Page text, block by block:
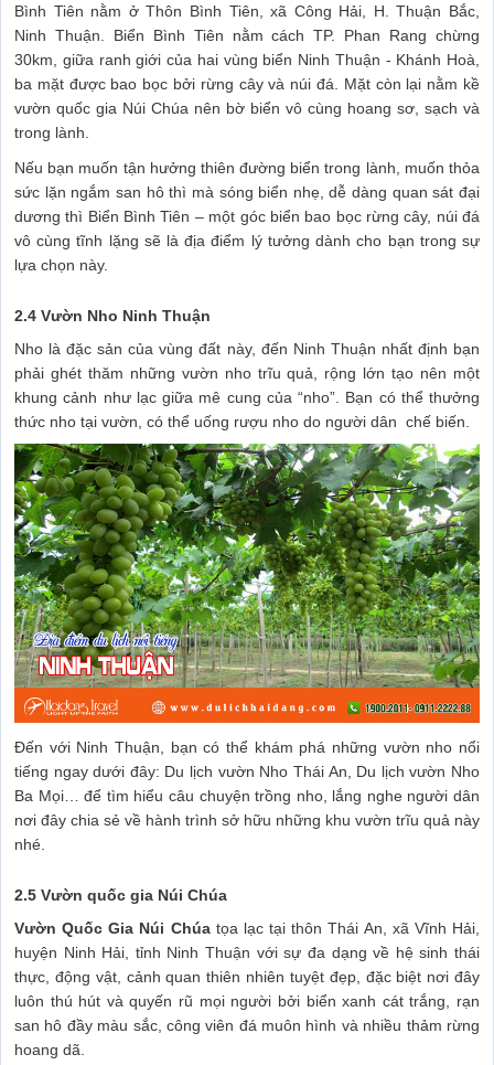
Bình Tiên nằm ở Thôn Bình Tiên, xã Công Hải, H. Thuận Bắc,
Ninh Thuận. Biển Bình Tiên nằm cách TP. Phan Rang chừng
30km, giữa ranh giới của hai vùng biển Ninh Thuận - Khánh Hoà,
ba mặt được bao bọc bởi rừng cây và núi đá. Mặt còn lại nằm kề
vườn quốc gia Núi Chúa nên bờ biển vô cùng hoang sơ, sạch và
trong lành.
Nếu bạn muốn tận hưởng thiên đường biển trong lành, muốn thỏa
sức lặn ngắm san hô thì mà sóng biển nhẹ, dễ dàng quan sát đại
dương thì Biển Bình Tiên – một góc biển bao bọc rừng cây, núi đá
vô cùng tĩnh lặng sẽ là địa điểm lý tưởng dành cho bạn trong sự
lựa chọn này.
2.4 Vườn Nho Ninh Thuận
Nho là đặc sản của vùng đất này, đến Ninh Thuận nhất định bạn
phải ghét thăm những vườn nho trĩu quả, rộng lớn tạo nên một
khung cảnh như lạc giữa mê cung của “nho”. Bạn có thể thưởng
thức nho tại vườn, có thể uống rượu nho do người dân chế biến.
Đến với Ninh Thuận, bạn có thể khám phá những vườn nho nổi
tiếng ngay dưới đây: Du lịch vườn Nho Thái An, Du lịch vườn Nho
Ba Mọi… để tìm hiểu câu chuyện trồng nho, lắng nghe người dân
nơi đây chia sẻ về hành trình sở hữu những khu vườn trĩu quả này
nhé.
2.5 Vườn quốc gia Núi Chúa
Vườn Quốc Gia Núi Chúatọa lạc tại thôn Thái An, xã Vĩnh Hải,
huyện Ninh Hải, tỉnh Ninh Thuận với sự đa dạng về hệ sinh thái
thực, động vật, cảnh quan thiên nhiên tuyệt đẹp, đặc biệt nơi đây
luôn thú hút và quyến rũ mọi người bởi biển xanh cát trắng, rạn
san hô đầy màu sắc, công viên đá muôn hình và nhiều thảm rừng
hoang dã.